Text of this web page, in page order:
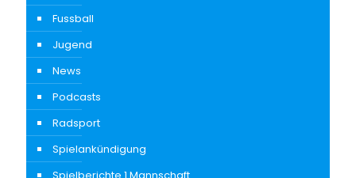
Fussball
Jugend
News
Podcasts
Radsport
Spielankündigung